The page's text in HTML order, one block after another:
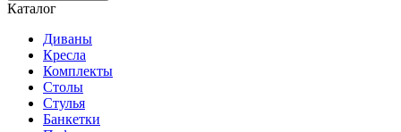
Каталог
Диваны
Кресла
Комплекты
Столы
Стулья
Банкетки